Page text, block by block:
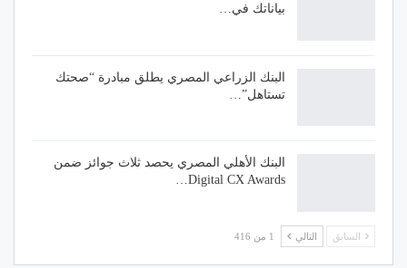
بياناتك في…
البنك الزراعي المصري يطلق مبادرة “صحتك
تستاهل”…
البنك الأهلي المصري يحصد ثلاث جوائز ضمن
Digital CX Awards…
السابق التالي 1 من 416